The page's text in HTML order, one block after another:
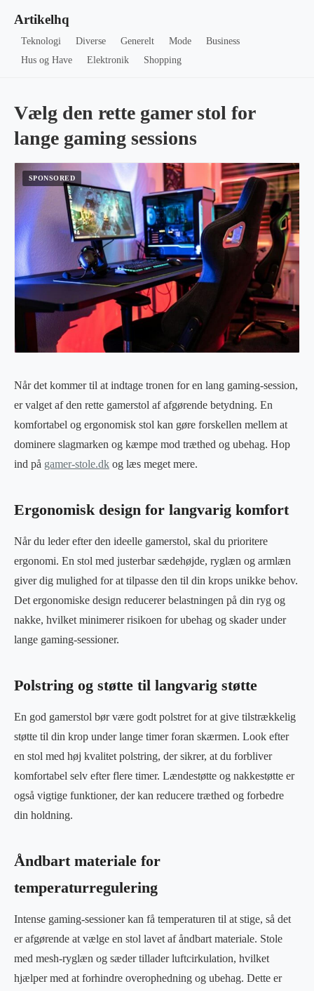
Artikelhq
Teknologi Diverse Generelt Mode
Business
Hus og Have
Elektronik Shopping
Vælg den rette gamer stol for
lange gaming sessions
Når det kommer til at indtage tronen for en lang gaming-session,
er valget af den rette gamerstol af afgørende betydning. En
komfortabel og ergonomisk stol kan gøre forskellen mellem at
dominere slagmarken og kæmpe mod træthed og ubehag. Hop
ind på gamer-stole.dk og læs meget mere.
Ergonomisk design for langvarig komfort
Når du leder efter den ideelle gamerstol, skal du prioritere
ergonomi. En stol med justerbar sædehøjde, ryglæn og armlæn
giver dig mulighed for at tilpasse den til din krops unikke behov.
Det ergonomiske design reducerer belastningen på din ryg og
nakke, hvilket minimerer risikoen for ubehag og skader under
lange gaming-sessioner.
Polstring og støtte til langvarig støtte
En god gamerstol bør være godt polstret for at give tilstrækkelig
støtte til din krop under lange timer foran skærmen. Look efter
en stol med høj kvalitet polstring, der sikrer, at du forbliver
komfortabel selv efter flere timer. Lændestøtte og nakkestøtte er
også vigtige funktioner, der kan reducere træthed og forbedre
din holdning.
Åndbart materiale for
temperaturregulering
Intense gaming-sessioner kan få temperaturen til at stige, så det
er afgørende at vælge en stol lavet af åndbart materiale. Stole
med mesh-ryglæn og sæder tillader luftcirkulation, hvilket
hjælper med at forhindre overophedning og ubehag. Dette er